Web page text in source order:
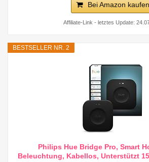
Bei Amazon kaufen
Affiliate-Link - letztes Update:
BESTSELLER NR. 2
Philips Hue Bridge Pro, Smart
Beleuchtung, Kabellos, Unterstützt